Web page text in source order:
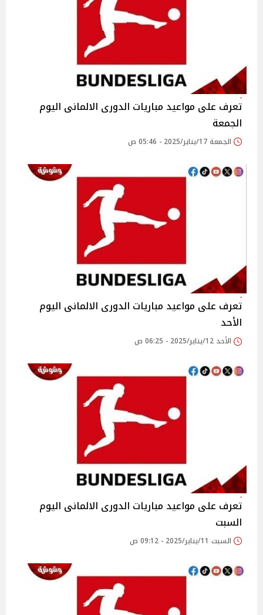
تعرف على مواعيد مباريات الدورى الالمانى اليوم
الجمعة
الجمعة 17/يناير/2025 - 05:46 ص
تعرف على مواعيد مباريات الدورى الالمانى اليوم
الأحد
الأحد 12/يناير/2025 - 06:25 ص
تعرف على مواعيد مباريات الدورى الالمانى اليوم
السبت
السبت 11/يناير/2025 - 09:12 ص